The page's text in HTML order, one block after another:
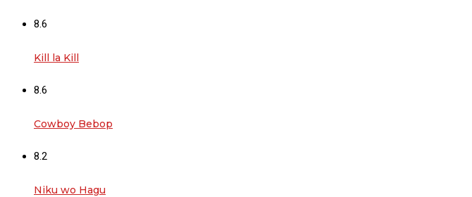
8.6
Kill la Kill
8.6
Cowboy Bebop
8.2
Niku wo Hagu